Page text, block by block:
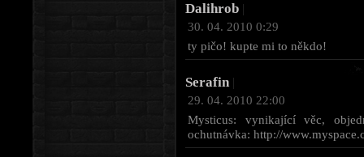
Dalihrob |
30. 04. 2010 0:29
ty pičo! kupte mi to někdo!
Serafin |
29. 04. 2010 22:00
Mysticus: vynikající věc,
ochutnávka: http://